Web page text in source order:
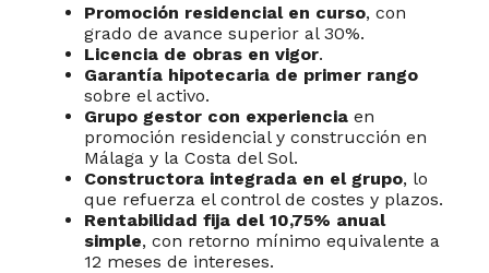
Promoción residencial en curso, con
grado de avance superior al 30%.
Licencia de obras en vigor.
Garantía hipotecaria de primer rango
sobre el activo.
Grupo gestor con experienciaen
promoción residencial y construcción en
Málaga y la Costa del Sol.
Constructora integrada en el grupo, lo
que refuerza el control de costes y plazos.
Rentabilidad fija del 10,75% anual
simple, con retorno mínimo equivalente a
12 meses de intereses.